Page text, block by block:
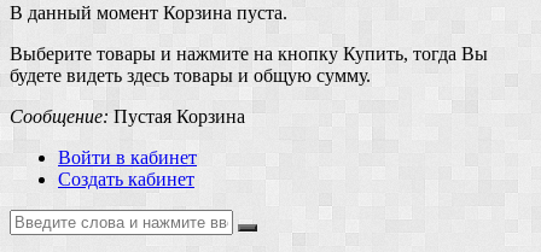
В данный момент Корзина пуста.
Выберите товары и нажмите на кнопку Купить, тогда Вы
будете видеть здесь товары и общую сумму.
Сообщение: Пустая Корзина
Войти в кабинет
Создать кабинет